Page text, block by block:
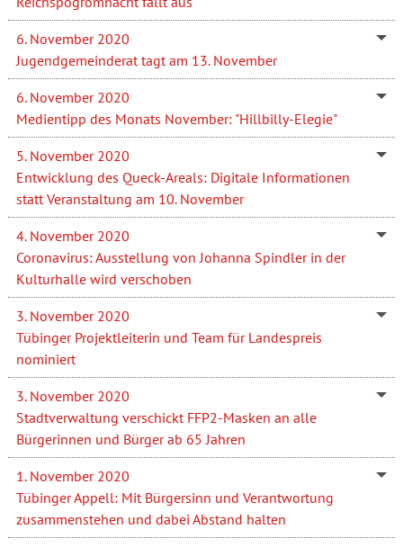
6. November 2020
Jugendgemeinderat tagt am 13. November
6. November 2020
Medientipp des Monats November: "Hillbilly-Elegie"
5. November 2020
Entwicklung des Queck-Areals: Digitale Informationen
statt Veranstaltung am 10. November
4. November 2020
Coronavirus: Ausstellung von Johanna Spindler in der
Kulturhalle wird verschoben
3. November 2020
Tübinger Projektleiterin und Team für Landespreis
nominiert
3. November 2020
Stadtverwaltung verschickt FFP2-Masken an alle
Bürgerinnen und Bürger ab 65 Jahren
1. November 2020
Tübinger Appell: Mit Bürgersinn und Verantwortung
zusammenstehen und dabei Abstand halten